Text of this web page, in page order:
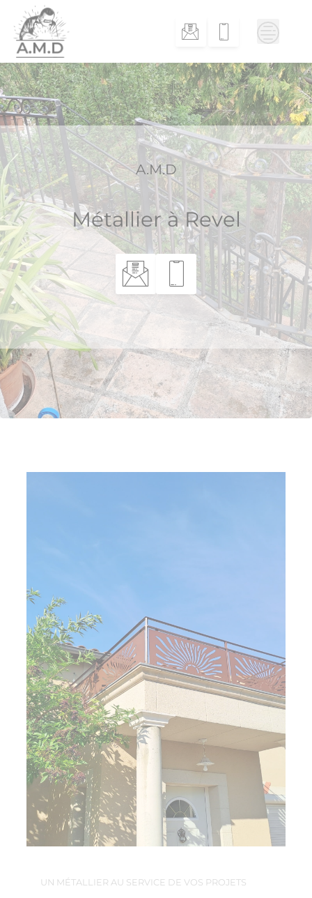
content
A.M.D
Métallier à Revel
UN MÉTALLIER AU SERVICE DE VOS PROJETS